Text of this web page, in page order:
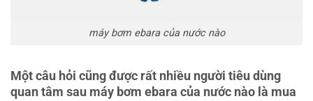
máy bơm ebara của nước nào
Một câu hỏi cũng được rất nhiều người tiêu dùng
quan tâm sau máy bơm ebara của nước nào là mua